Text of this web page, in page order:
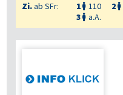
Zi.ab SFr: 1  110 2 
3  a.A.